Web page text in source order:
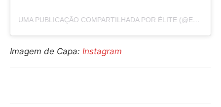
UMA PUBLICAÇÃO COMPARTILHADA POR ÉLITE (@ELITENETFLIX)
Imagem de Capa: Instagram